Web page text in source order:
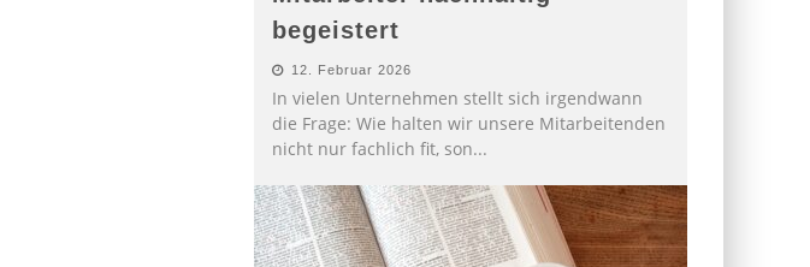
begeistert
12. Februar 2026
In vielen Unternehmen stellt sich irgendwann
die Frage: Wie halten wir unsere Mitarbeitenden
nicht nur fachlich fit, son...